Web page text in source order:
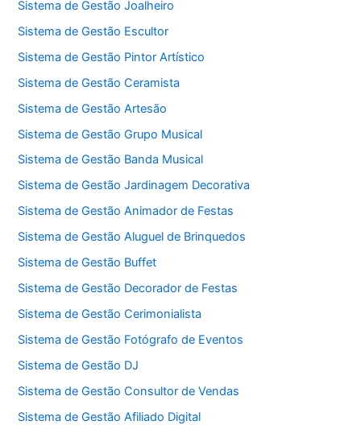
Sistema de Gestão Joalheiro
Sistema de Gestão Escultor
Sistema de Gestão Pintor Artístico
Sistema de Gestão Ceramista
Sistema de Gestão Artesão
Sistema de Gestão Grupo Musical
Sistema de Gestão Banda Musical
Sistema de Gestão Jardinagem Decorativa
Sistema de Gestão Animador de Festas
Sistema de Gestão Aluguel de Brinquedos
Sistema de Gestão Buffet
Sistema de Gestão Decorador de Festas
Sistema de Gestão Cerimonialista
Sistema de Gestão Fotógrafo de Eventos
Sistema de Gestão DJ
Sistema de Gestão Consultor de Vendas
Sistema de Gestão Afiliado Digital